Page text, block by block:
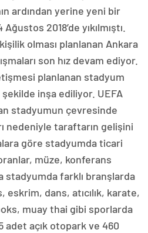
ardından yerine yeni bir
2018’de yıkılmıştı.
kişilik olması planlanan Ankara
son hız devam ediyor.
planlanan stadyum
şekilde inşa ediliyor. UEFA
stadyumun çevresinde
nedeniyle taraftarın gelişini
göre stadyumda ticari
müze, konferans
stadyumda farklı branşlarda
dans, atıcılık, karate,
muay thai gibi sporlarda
adet açık otopark ve 460